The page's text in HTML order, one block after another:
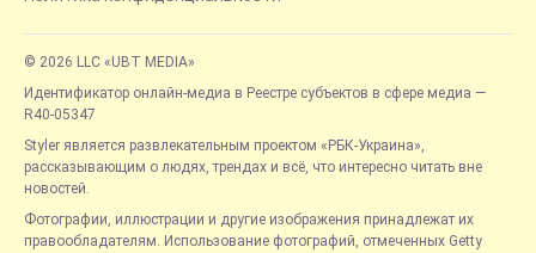
© 2026 LLC «UBT MEDIA»
Идентификатор онлайн-медиа в Реестре субъектов в сфере медиа —
R40-05347
Styler является развлекательным проектом «РБК-Украина»,
рассказывающим о людях, трендах и всё, что интересно читать вне
новостей.
Фотографии, иллюстрации и другие изображения принадлежат их
правообладателям. Использование фотографий, отмеченных Getty